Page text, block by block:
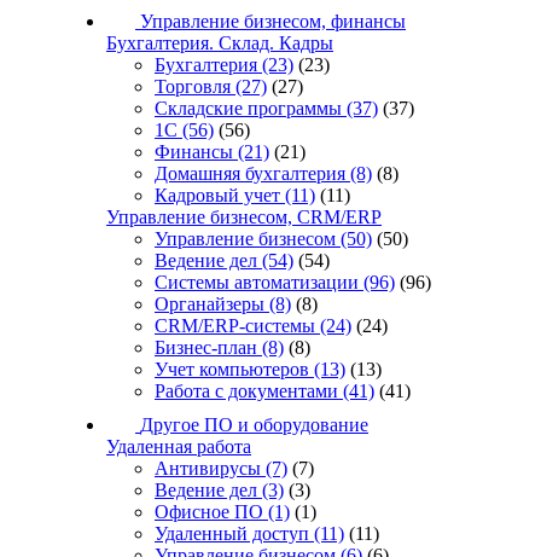
Управление бизнесом, финансы
Бухгалтерия. Склад. Кадры
Бухгалтерия (23) (23)
Торговля (27) (27)
Складские программы (37) (37)
1С (56) (56)
Финансы (21) (21)
Домашняя бухгалтерия (8) (8)
Кадровый учет (11) (11)
Управление бизнесом, CRM/ERP
Управление бизнесом (50) (50)
Ведение дел (54) (54)
Системы автоматизации (96) (96)
Органайзеры (8) (8)
CRM/ERP-системы (24) (24)
Бизнес-план (8) (8)
Учет компьютеров (13) (13)
Работа с документами (41) (41)
Другое ПО и оборудование
Удаленная работа
Антивирусы (7) (7)
Ведение дел (3) (3)
Офисное ПО (1) (1)
Удаленный доступ (11) (11)